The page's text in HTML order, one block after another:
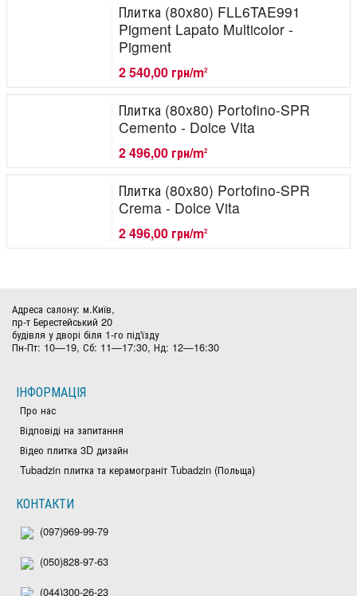
Плитка (80x80) FLL6TAE991
Pigment Lapato Multicolor -
Pigment
2 540,00 грн/m2
Плитка (80x80) Portofino-SPR
Cemento - Dolce Vita
2 496,00 грн/m2
Плитка (80x80) Portofino-SPR
Crema - Dolce Vita
2 496,00 грн/m2
Адреса салону: м.Київ,
пр-т Берестейський 20
будівля у дворі біля 1-го під'їзду
Пн-Пт: 10—19, Сб: 11—17:30, Нд: 12—16:30
ІНФОРМАЦІЯ
Про нас
Відповіді на запитання
Відео плитка 3D дизайн
Tubadzin плитка та керамограніт Tubadzin (Польща)
КОНТАКТИ
(097)969-99-79
(050)828-97-63
(044)300-26-23